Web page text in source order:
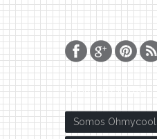
SOBRE NOSOTROS
Somos Ohmycool